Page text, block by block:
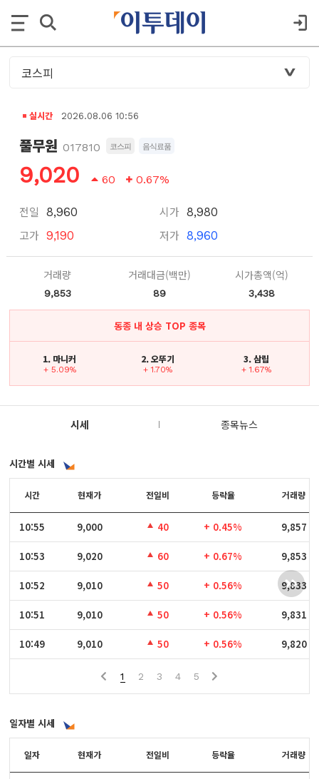
실시간 2026.08.06 10:56
풀무원 017810 코스피 음식료품
9,020 60 0.67%
전일 8,960
고가 9,190
시가 8,980
저가 8,960
거래량
9,853
거래대금(백만)
89
시가총액(억)
3,438
동종 내 상승 TOP 종목
1. 마니커
+ 5.09%
2. 오뚜기
+ 1.70%
3. 삼립
+ 1.67%
시세 종목뉴스
시간별 시세
시간
10:55
10:53
10:52
10:51
10:49
시간 현재가 전일비 등락율 거래량
10:55 9,000 40 + 0.45% 9,857
10:53 9,020 60 + 0.67% 9,853
10:52 9,010 50 + 0.56% 9,833
10:51 9,010 50 + 0.56% 9,831
10:49 9,010 50 + 0.56% 9,820
1 2 3 4 5
일자별 시세
일자
일자 현재가 전일비 등락율 거래량